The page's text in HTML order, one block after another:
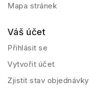
Mapa stránek
Váš účet
Přihlásit se
Vytvořit účet
Zjistit stav objednávky